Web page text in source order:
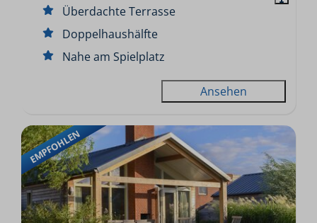
Überdachte Terrasse
Doppelhaushälfte
Nahe am Spielplatz
Ansehen
EMPFOHLEN